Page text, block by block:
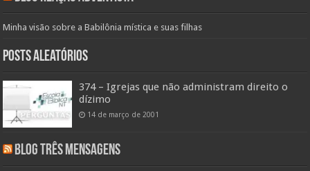
Minha visão sobre a Babilônia mística e suas filhas
Posts aleatórios
374 – Igrejas que não administram direito o
dízimo
14 de março de 2001
Blog Três Mensagens